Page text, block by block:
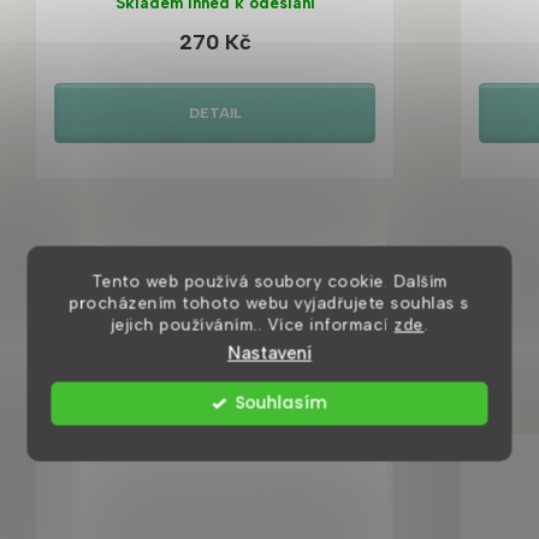
Tento web používá soubory cookie. Dalším
procházením tohoto webu vyjadřujete souhlas s
jejich používáním.. Více informací zde.
Nastavení
Souhlasím
270 Kč
DETAIL
Mohlo by se vám také líbit